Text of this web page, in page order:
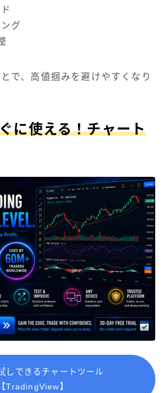
グ
で、高値掴みを避けやすくなり
に使える！チャート
しできるチャートツール
【TradingView】